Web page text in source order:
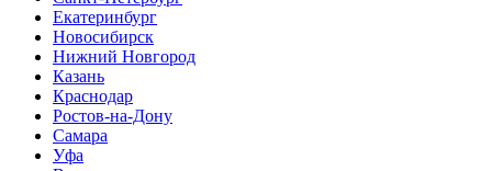
Екатеринбург
Новосибирск
Нижний Новгород
Казань
Краснодар
Ростов-на-Дону
Самара
Уфа